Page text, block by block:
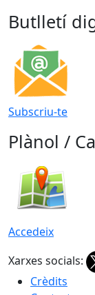
Butlletí
Subscriu-te
Plànol /
Accedeix
Xarxes socials:
Crèdits